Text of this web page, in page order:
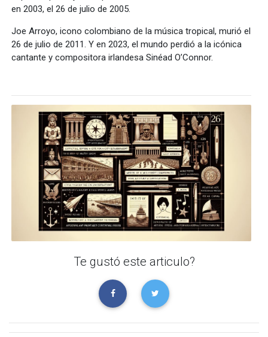
en 2003, el 26 de julio de 2005.
Joe Arroyo, icono colombiano de la música tropical, murió el
26 de julio de 2011. Y en 2023, el mundo perdió a la icónica
cantante y compositora irlandesa Sinéad O’Connor.
Te gustó este articulo?